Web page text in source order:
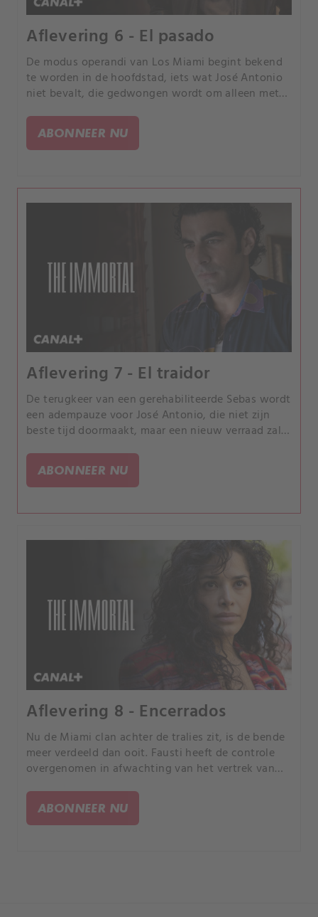
Aflevering 6 - El pasado
De modus operandi van Los Miami begint bekend
te worden in de hoofdstad, iets wat José Antonio
niet bevalt, die gedwongen wordt om alleen met
ABONNEER NU
Aflevering 7 - El traidor
De terugkeer van een gerehabiliteerde Sebas wordt
een adempauze voor José Antonio, die niet zijn
beste tijd doormaakt, maar een nieuw verraad zal
zetten.
ABONNEER NU
Aflevering 8 - Encerrados
Nu de Miami clan achter de tralies zit, is de bende
meer verdeeld dan ooit. Fausti heeft de controle
overgenomen in afwachting van het vertrek van
ABONNEER NU